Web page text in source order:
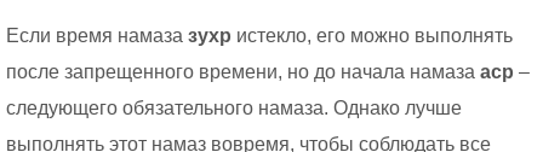
Если время намаза зухр истекло, его можно выполнять
после запрещенного времени, но до начала намаза аср –
следующего обязательного намаза. Однако лучше
выполнять этот намаз вовремя, чтобы соблюдать все